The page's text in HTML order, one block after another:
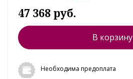
47 368 руб.
В корзину
Необходима предоплата